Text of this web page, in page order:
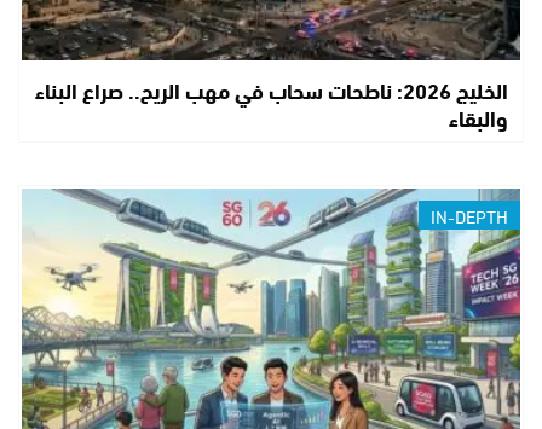
الخليج 2026: ناطحات سحاب في مهب الريح.. صراع البناء
والبقاء
IN-DEPTH